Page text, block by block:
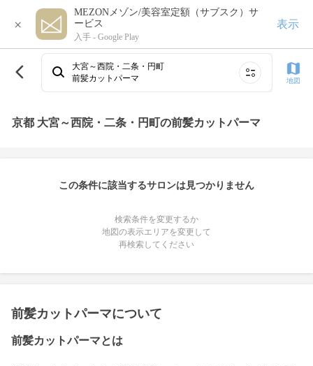
×
MEZONメゾン/美容室定額（サブスク）サ
ービス
入手 - Google Play
表示
大宮～西院・二条・円町
前髪カットパーマ
地図
京都 大宮～西院・二条・円町の前髪カットパーマ
この条件に該当するサロンは見つかりません
検索条件を変更するか
地図の表示エリアを変更して
再検索してください
前髪カットパーマについて
前髪カットパーマとは